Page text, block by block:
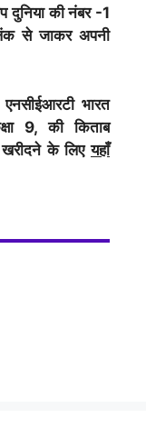
की नंबर -1
से जाकर अपनी
भारत
9, की किताब
के लिएयहाँ